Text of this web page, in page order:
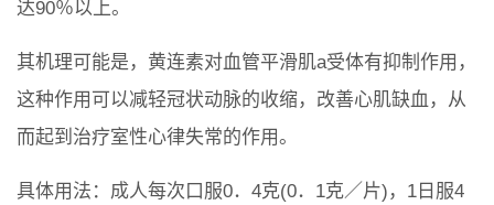
达90％以上。
其机理可能是，黄连素对血管平滑肌a受体有抑制作用，
这种作用可以减轻冠状动脉的收缩，改善心肌缺血，从
而起到治疗室性心律失常的作用。
具体用法：成人每次口服0．4克(0．1克／片)，1日服4